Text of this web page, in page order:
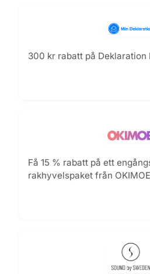
300 kr rabatt på Deklaration
Få 15 % rabatt på ett
rakhyvelspaket från